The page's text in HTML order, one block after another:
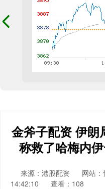
金斧子配资 伊朗
称救了哈梅内
来源：港股配资 网站
14:42:10
查看：108